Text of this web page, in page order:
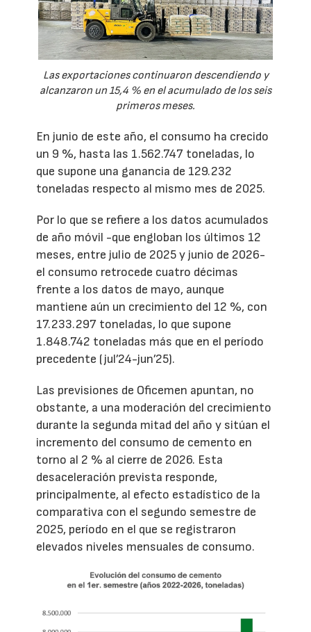
Las exportaciones continuaron descendiendo y
alcanzaron un 15,4 % en el acumulado de los seis
primeros meses.
En junio de este año, el consumo ha crecido
un 9 %, hasta las 1.562.747 toneladas, lo
que supone una ganancia de 129.232
toneladas respecto al mismo mes de 2025.
Por lo que se refiere a los datos acumulados
de año móvil -que engloban los últimos 12
meses, entre julio de 2025 y junio de 2026-
el consumo retrocede cuatro décimas
frente a los datos de mayo, aunque
mantiene aún un crecimiento del 12 %, con
17.233.297 toneladas, lo que supone
1.848.742 toneladas más que en el período
precedente (jul’24-jun’25).
Las previsiones de Oficemen apuntan, no
obstante, a una moderación del crecimiento
durante la segunda mitad del año y sitúan el
incremento del consumo de cemento en
torno al 2 % al cierre de 2026. Esta
desaceleración prevista responde,
principalmente, al efecto estadístico de la
comparativa con el segundo semestre de
2025, período en el que se registraron
elevados niveles mensuales de consumo.